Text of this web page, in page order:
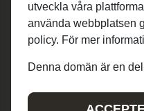
© MARATON
utveckla våra
använda webbplatsen
policy. För mer
Denna domän är en